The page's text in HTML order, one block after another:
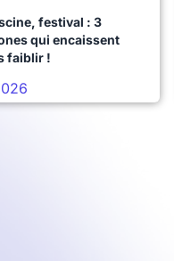
festival : 3
qui encaissent
faiblir !